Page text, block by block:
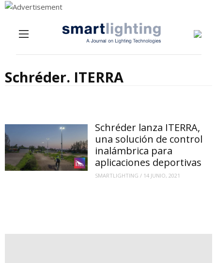
Schréder. ITERRA
Schréder lanza ITERRA,
una solución de control
inalámbrica para
aplicaciones deportivas
SMARTLIGHTING / 14 JUNIO, 2021